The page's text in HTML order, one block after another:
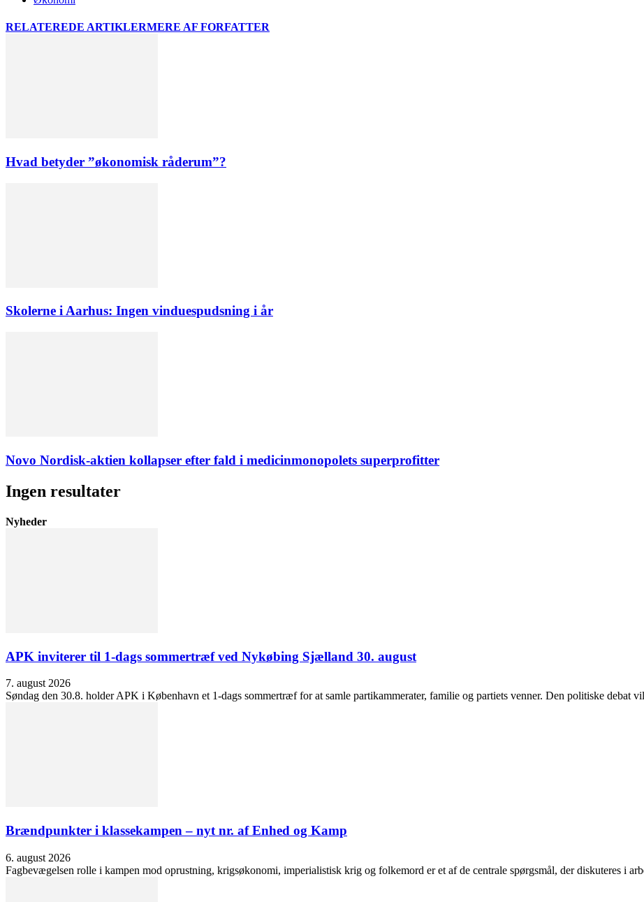
RELATEREDE ARTIKLERMERE AF FORFATTER
Hvad betyder ”økonomisk råderum”?
Skolerne i Aarhus: Ingen vinduespudsning i år
Novo Nordisk-aktien kollapser efter fald i medicinmonopolets superprofitter
Ingen resultater
Nyheder
APK inviterer til 1-dags sommertræf ved Nykøbing Sjælland 30. august
7. august 2026
Søndag den 30.8. holder APK i København et 1-dags sommertræf for at samle partikammerater, familie og partiets venner. Den politiske debat
Brændpunkter i klassekampen – nyt nr. af Enhed og Kamp
6. august 2026
Fagbevægelsen rolle i kampen mod oprustning, krigsøkonomi, imperialistisk krig og folkemord er et af de centrale spørgsmål, der diskuteres i